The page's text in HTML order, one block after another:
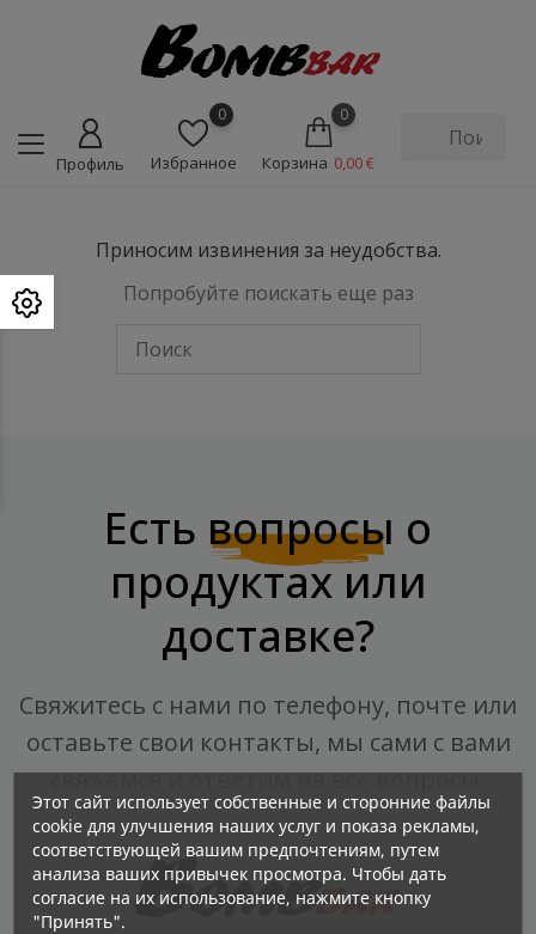
Профиль
0
Избранное
0
Корзина 0,00 €
Приносим извинения за неудобства.
Попробуйте поискать еще раз
Есть вопросы о
продуктах или
доставке?
Свяжитесь с нами по телефону, почте или
оставьте свои контакты, мы сами с вами
свяжемся и ответим на все вопросы.
Этот сайт использует собственные и сторонние файлы
cookie для улучшения наших услуг и показа рекламы,
соответствующей вашим предпочтениям, путем
анализа ваших привычек просмотра. Чтобы дать
согласие на их использование, нажмите кнопку
"Принять".